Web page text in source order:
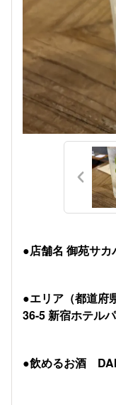
●店舗名 御苑サ
●エリア（都道
36-5 新宿ホテル
●飲めるお酒